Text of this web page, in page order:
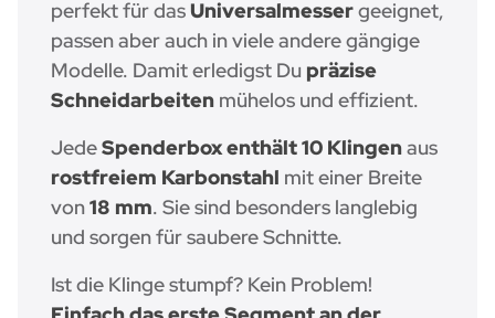
perfekt für dasUniversalmessergeeignet,
passen aber auch in viele andere gängige
Modelle. Damit erledigst Du präzise
Schneidarbeiten mühelos und effizient.
JedeSpenderbox enthält 10 Klingenaus
rostfreiem Karbonstahl mit einer Breite
von18 mm. Sie sind besonders langlebig
und sorgen für saubere Schnitte.
Ist die Klinge stumpf? Kein Problem!